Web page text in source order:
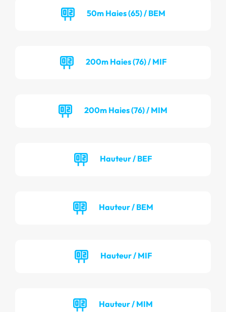
50m Haies (65) / BEM
200m Haies (76) / MIF
200m Haies (76) / MIM
Hauteur / BEF
Hauteur / BEM
Hauteur / MIF
Hauteur / MIM